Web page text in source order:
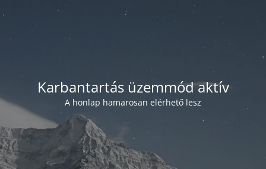
Karbantartás üzemmód aktív
A honlap hamarosan elérhető lesz